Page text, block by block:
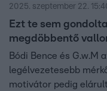
2025. szeptember 22.
Ezt te sem
megdöbbentő
Bódi Bence és G.w.M
legélvezetesebb
motivátor pedig